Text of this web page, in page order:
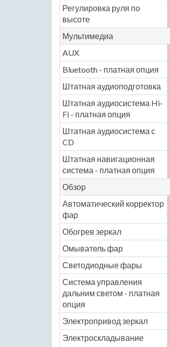
Регулировка руля по
высоте
Мультимедиа
AUX
Bluetooth - платная опция
Штатная аудиоподготовка
Штатная аудиосистема Hi-
Fi - платная опция
Штатная аудиосистема с
CD
Штатная навигационная
система - платная опция
Обзор
Автоматический корректор
фар
Обогрев зеркал
Омыватель фар
Светодиодные фары
Система управления
дальним светом - платная
опция
Электропривод зеркал
Электроскладывание